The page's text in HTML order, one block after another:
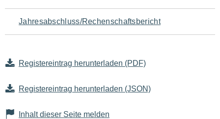
Jahresabschluss/Rechenschaftsbericht
Registereintrag herunterladen (PDF)
Registereintrag herunterladen (JSON)
Inhalt dieser Seite melden